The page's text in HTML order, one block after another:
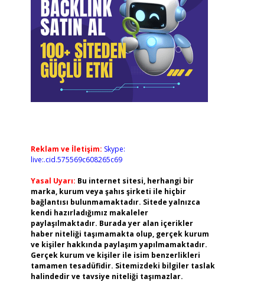
Reklam ve İletişim: Skype:
live:.cid.575569c608265c69
Yasal Uyarı: Bu internet sitesi, herhangi bir
marka, kurum veya şahıs şirketi ile hiçbir
bağlantısı bulunmamaktadır. Sitede yalnızca
kendi hazırladığımız makaleler
paylaşılmaktadır. Burada yer alan içerikler
haber niteliği taşımamakta olup, gerçek kurum
ve kişiler hakkında paylaşım yapılmamaktadır.
Gerçek kurum ve kişiler ile isim benzerlikleri
tamamen tesadüfidir. Sitemizdeki bilgiler taslak
halindedir ve tavsiye niteliği taşımazlar.